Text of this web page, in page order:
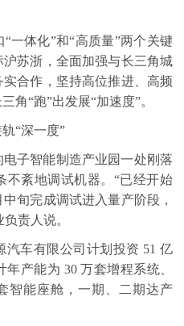
一体化”和“高质量”两个关键
苏浙，全面加强与长三角城
合作，坚持高位推进、高频
角“跑”出发展“加速度”。
“深一度”
子智能制造产业园一处刚落
不紊地调试机器。“已经开始
中旬完成调试进入量产阶段，
责人说。
汽车有限公司计划投资 51亿
年产能为 30万套增程系统、
智能座舱，一期、二期达产